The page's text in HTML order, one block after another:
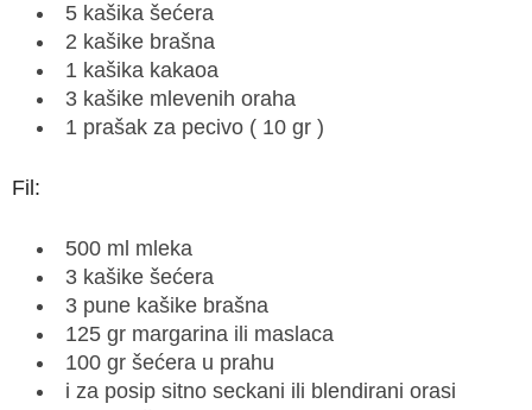
5 kašika šećera
2 kašike brašna
1 kašika kakaoa
3 kašike mlevenih oraha
1 prašak za pecivo ( 10 gr )
Fil:
500 ml mleka
3 kašike šećera
3 pune kašike brašna
125 gr margarina ili maslaca
100 gr šećera u prahu
i za posip sitno seckani ili blendirani orasi